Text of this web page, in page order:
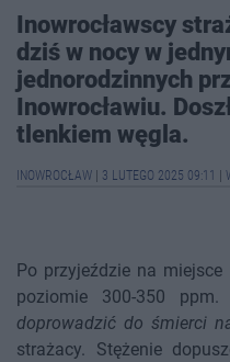
Inowrocławscy
dziś w nocy w
jednorodzinnych
Inowrocławiu.
tlenkiem węgla.
INOWROCŁAW 3 LUTEGO 2025 09:11
Po przyjeździe na
poziomie 300-350
doprowadzić do śmierci
strażacy. Stężenie